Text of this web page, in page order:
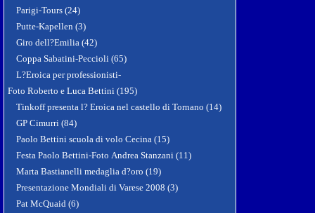
Parigi-Tours (24)
Putte-Kapellen (3)
Giro dell?Emilia (42)
Coppa Sabatini-Peccioli (65)
L?Eroica per professionisti-
Foto Roberto e Luca Bettini (195)
Tinkoff presenta l? Eroica nel castello di Tornano (14)
GP Cimurri (84)
Paolo Bettini scuola di volo Cecina (15)
Festa Paolo Bettini-Foto Andrea Stanzani (11)
Marta Bastianelli medaglia d?oro (19)
Presentazione Mondiali di Varese 2008 (3)
Pat McQuaid (6)